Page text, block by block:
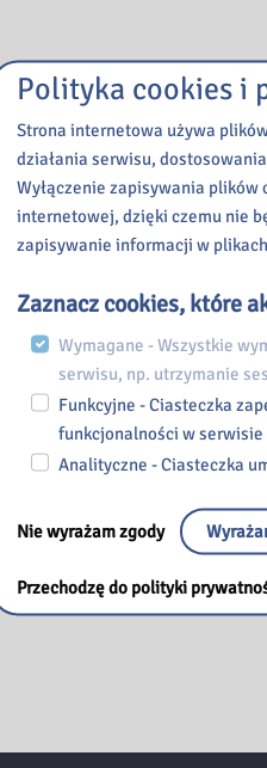
Polityka cookies i
Strona internetowa używa
działania serwisu,
Wyłączenie zapisywania
internetowej, dzięki czemu nie
zapisywanie informacji w
Zaznacz cookies, które
Wymagane - Wszystkie
serwisu, np. utrzymanie
Funkcyjne - Ciasteczka
funkcjonalności w serwisie
Analityczne - Ciasteczka
Nie wyrażam zgody
Przechodzę do polityki